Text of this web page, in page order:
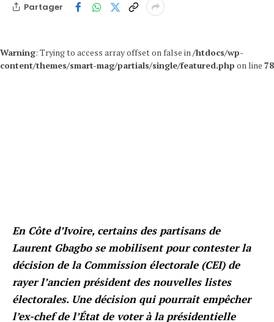
Partager
Warning: Trying to access array offset on false in/htdocs/wp-
content/themes/smart-mag/partials/single/featured.php on line 78
En Côte d’Ivoire, certains des partisans de
Laurent Gbagbo se mobilisent pour contester la
décision de la Commission électorale (CEI) de
rayer l’ancien président des nouvelles listes
électorales. Une décision qui pourrait empêcher
l’ex-chef de l’État de voter à la présidentielle